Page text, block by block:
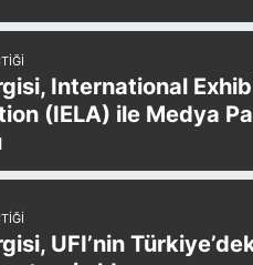
International
(IELA) ile Medya
UFI’nin